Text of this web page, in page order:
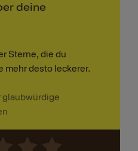
deine
Sterne, die du
mehr desto leckerer.
glaubwürdige